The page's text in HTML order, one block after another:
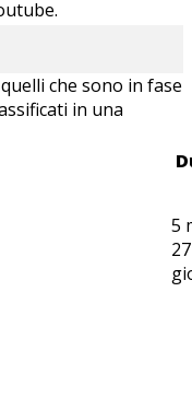
che sono in fase
in una
5
27